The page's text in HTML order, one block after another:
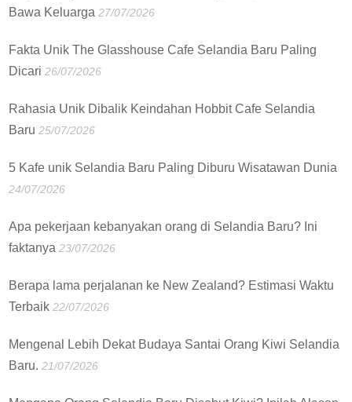
Bawa Keluarga 27/07/2026
Fakta Unik The Glasshouse Cafe Selandia Baru Paling
Dicari 26/07/2026
Rahasia Unik Dibalik Keindahan Hobbit Cafe Selandia
Baru 25/07/2026
5 Kafe unik Selandia Baru Paling Diburu Wisatawan Dunia
24/07/2026
Apa pekerjaan kebanyakan orang di Selandia Baru? Ini
faktanya 23/07/2026
Berapa lama perjalanan ke New Zealand? Estimasi Waktu
Terbaik 22/07/2026
Mengenal Lebih Dekat Budaya Santai Orang Kiwi Selandia
Baru. 21/07/2026